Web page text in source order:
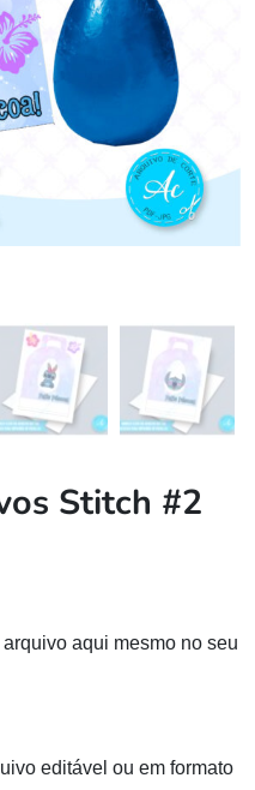
Stitch #2
aqui mesmo no seu
editável ou em formato